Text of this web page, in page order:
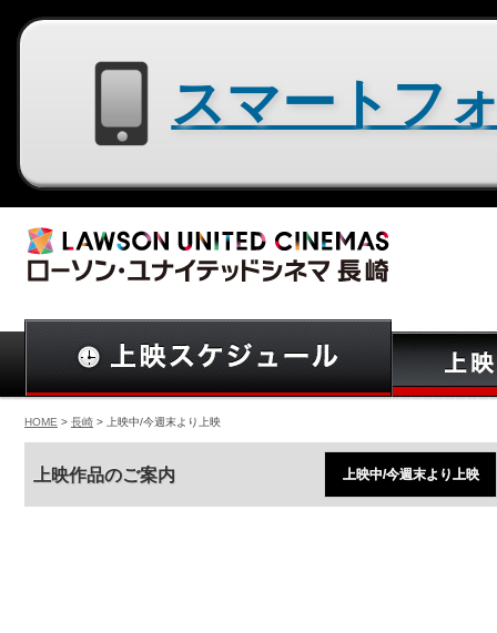
HOME > 長崎 > 上映中/今週末より上映
上映作品のご案内 上映中/今週末より上映